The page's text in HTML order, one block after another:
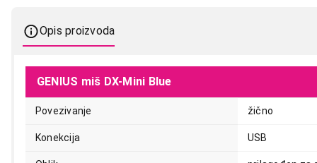
Opis proizvoda
GENIUS miš DX-Mini Blue
Povezivanje žično
Konekcija USB